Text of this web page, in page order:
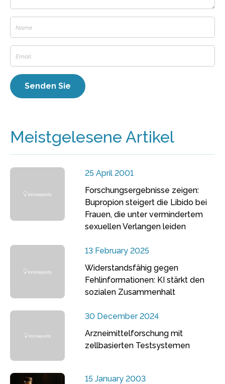
Meistgelesene Artikel
25 April 2001
Forschungsergebnisse zeigen:
Bupropion steigert die Libido bei
Frauen, die unter vermindertem
sexuellen Verlangen leiden
13 February 2025
Widerstandsfähig gegen
Fehlinformationen: KI stärkt den
sozialen Zusammenhalt
30 December 2024
Arzneimittelforschung mit
zellbasierten Testsystemen
15 January 2003